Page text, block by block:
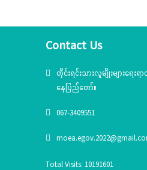
Contact Us
တိုင်းရင်းသားလူမျိုးများရေးရ
နေပြည်တော်။
067-3409551
Total Visits: 10191601